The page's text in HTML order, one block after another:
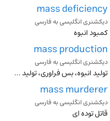
mass deficiency
دیکشنری انگلیسی به فارسی
کمبود انبوه
mass production
دیکشنری انگلیسی به فارسی
تولید انبوه، بس فراوری، تولید بمقدار زیاد، تولید ماشینی
mass murderer
دیکشنری انگلیسی به فارسی
قاتل توده ای